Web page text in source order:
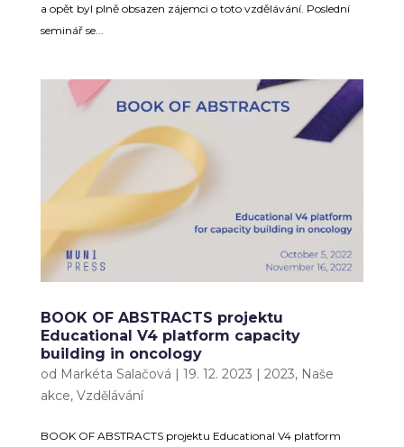
a opět byl plně obsazen zájemci o toto vzdělávání. Poslední
seminář se...
BOOK OF ABSTRACTS projektu
Educational V4 platform capacity
building in oncology
od Markéta Salačová | 19. 12. 2023 | 2023, Naše
akce, Vzdělávání
BOOK OF ABSTRACTS projektu Educational V4 platform